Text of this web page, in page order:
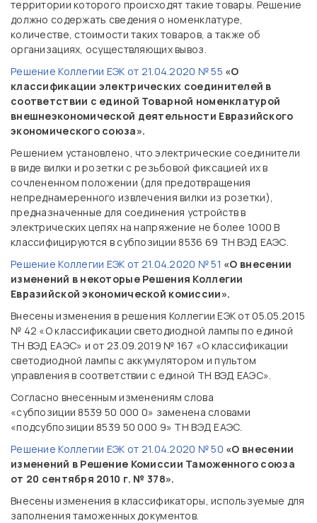
территории которого происходят такие товары. Решение
должно содержать сведения о номенклатуре,
количестве, стоимости таких товаров, а также об
организациях, осуществляющих вывоз.
Решение Коллегии ЕЭК от 21.04.2020 № 55 «О
классификации электрических соединителей в
соответствии с единой Товарной номенклатурой
внешнеэкономической деятельности Евразийского
экономического союза».
Решением установлено, что электрические соединители
в виде вилки и розетки с резьбовой фиксацией их в
сочлененном положении (для предотвращения
непреднамеренного извлечения вилки из розетки),
предназначенные для соединения устройств в
электрических цепях на напряжение не более 1000 В
классифицируются в субпозиции 8536 69 ТН ВЭД ЕАЭС.
Решение Коллегии ЕЭК от 21.04.2020 № 51 «О внесении
изменений в некоторые Решения Коллегии
Евразийской экономической комиссии».
Внесены изменения в решения Коллегии ЕЭК от 05.05.2015
№ 42 «О классификации светодиодной лампы по единой
ТН ВЭД ЕАЭС» и от 23.09.2019 № 167 «О классификации
светодиодной лампы с аккумулятором и пультом
управления в соответствии с единой ТН ВЭД ЕАЭС».
Согласно внесенным изменениям слова
«субпозиции 8539 50 000 0» заменена словами
«подсубпозиции 8539 50 000 9» ТН ВЭД ЕАЭС.
Решение Коллегии ЕЭК от 21.04.2020 № 50 «О внесении
изменений в Решение Комиссии Таможенного союза
от 20 сентября 2010 г. № 378».
Внесены изменения в классификаторы, используемые для
заполнения таможенных документов.